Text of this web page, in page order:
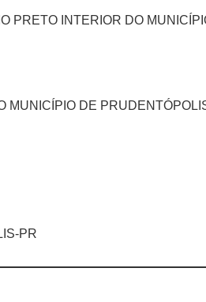
PRETO INTERIOR DO
MUNICÍPIO DE
PR